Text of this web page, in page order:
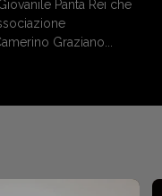
Panta Rei che
Graziano...